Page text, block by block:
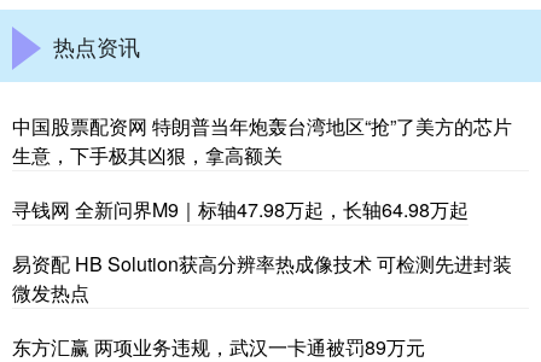
热点资讯
中国股票配资网 特朗普当年炮轰台湾地区“抢”了美方的芯片
生意，下手极其凶狠，拿高额关
寻钱网 全新问界M9｜标轴47.98万起，长轴64.98万起
易资配 HB Solution获高分辨率热成像技术 可检测先进封装
微发热点
东方汇赢 两项业务违规，武汉一卡通被罚89万元